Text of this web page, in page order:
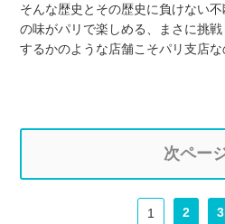
そんな歴史とその歴史に負けない
の味がパリで楽しめる、まさに挑
するかのような店舗こそパリ支店な
次ペー
1 2 3